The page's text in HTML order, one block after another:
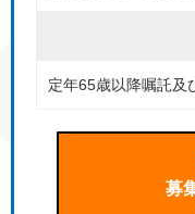
定年65歳以降嘱託及
募